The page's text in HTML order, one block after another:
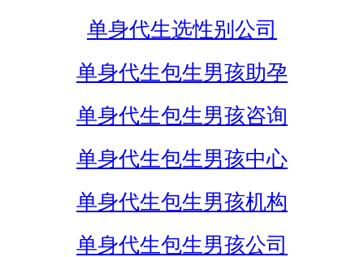
单身代生选性别公司
单身代生包生男孩助孕
单身代生包生男孩咨询
单身代生包生男孩中心
单身代生包生男孩机构
单身代生包生男孩公司